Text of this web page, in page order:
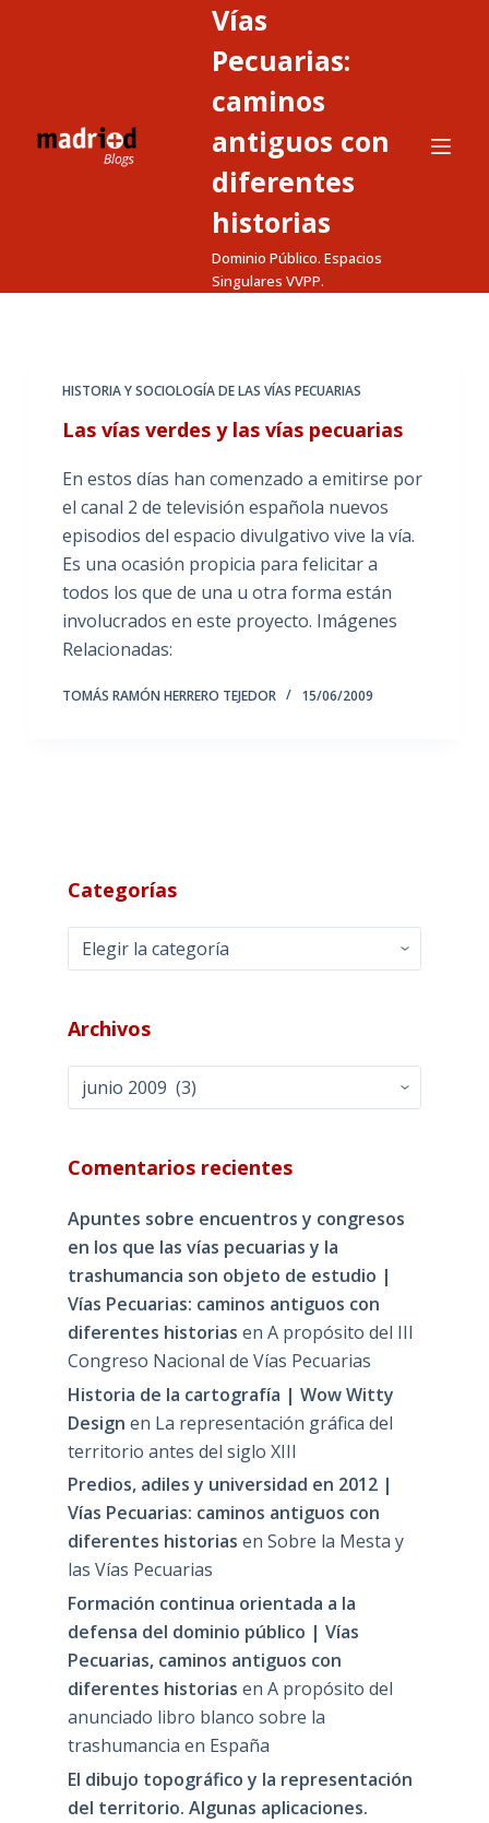
Vías
Pecuarias:
caminos
antiguos con
diferentes
historias
Dominio Público. Espacios
Singulares VVPP.
HISTORIA Y SOCIOLOGÍA DE LAS VÍAS PECUARIAS
Las vías verdes y las vías pecuarias
En estos días han comenzado a emitirse por
el canal 2 de televisión española nuevos
episodios del espacio divulgativo vive la vía.
Es una ocasión propicia para felicitar a
todos los que de una u otra forma están
involucrados en este proyecto. Imágenes
Relacionadas:
TOMÁS RAMÓN HERRERO TEJEDOR 15/06/2009
Categorías
Categorías
Archivos
Archivos
Comentarios recientes
Apuntes sobre encuentros y congresos
en los que las vías pecuarias y la
trashumancia son objeto de estudio |
Vías Pecuarias: caminos antiguos con
diferentes historias en A propósito del III
Congreso Nacional de Vías Pecuarias
Historia de la cartografía | Wow Witty
Design en La representación gráfica del
territorio antes del siglo XIII
Predios, adiles y universidad en 2012 |
Vías Pecuarias: caminos antiguos con
diferentes historias en Sobre la Mesta y
las Vías Pecuarias
Formación continua orientada a la
defensa del dominio público | Vías
Pecuarias, caminos antiguos con
diferentes historias en A propósito del
anunciado libro blanco sobre la
trashumancia en España
El dibujo topográfico y la representación
del territorio. Algunas aplicaciones.